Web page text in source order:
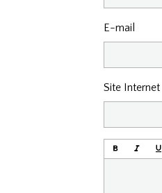
E-mail
Site Internet